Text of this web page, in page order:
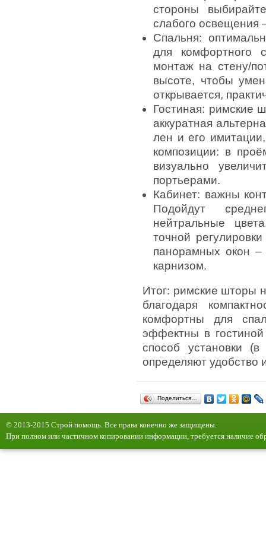
стороны
слабого освещения
Спальня:
для комфортного
монтаж на стену/
высоте, чтобы
открывается,
Гостиная: римские
аккуратная
лен и его
композиции: в
визуально
портьерами.
Кабинет: важны
Подойдут
нейтральные
точной
панорамных окон –
карнизом.
Итог: римские шторы
благодаря
комфортны для
эффектны в
способ установки
определяют удобство
Поделиться…
© 2013-2015 Строй помощь. Все права конечно же защищены.
При полном или частичном копировании информации, требуется наличие